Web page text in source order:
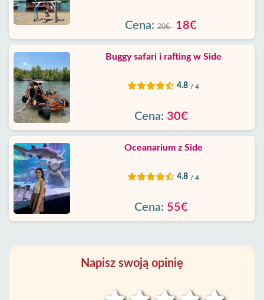
Cena: 20€ 18€
Buggy safari i rafting w Side
4.8 / 4
Cena: 30€
Oceanarium z Side
4.8 / 4
Cena: 55€
Napisz swoją opinię